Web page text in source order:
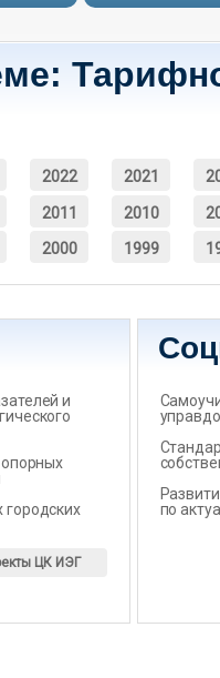
2022 2021
2011 2010
2000 1999
и
ЦК ИЭГ
по